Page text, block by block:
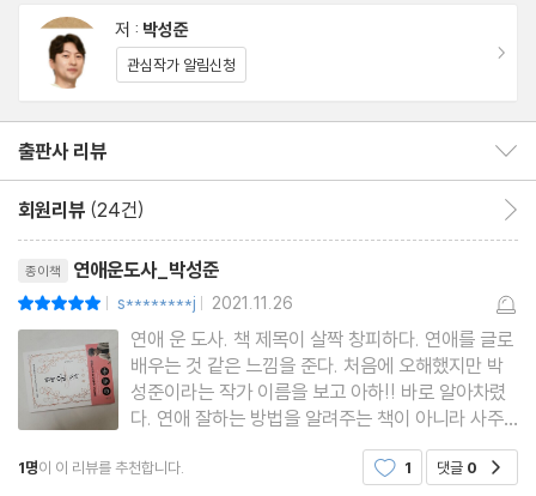
결혼이 늦어지는 눈썹, 입, 이마의 관상
한 사람에게 몰입하고 책임지는, 사랑은 생방송이다
제2장 바람, 어찌 막을 수 있을까! 그저 미련 없이 피할 뿐이다!
바람둥이를 걸러내는 관상의 비밀
내 인연으로 두지 말아야 할 얼굴의 상
남녀의 바람피우는 서로 다른 이유
태생적인 성향에 의한 바람의 사주
유부남의 치명적인 매력, 그리고 여유
저 : 박성준
관심작가 알림신청
출판사 리뷰
회원리뷰 (24건)
종이책 연애운도사_박성준
| s********j | 2021.11.26
연애 운 도사. 책 제목이 살짝 창피하다. 연애를 글로
배우는 것 같은 느낌을 준다. 처음에 오해했지만 박
성준이라는 작가 이름을 보고 아하!! 바로 알아차렸
다. 연애 잘하는 방법을 알려주는 책이 아니라 사주
와 관상으로 알아보는 연애 운세를 보는 책이다. 박
성준 작가는 TV에서 자주 볼 수 있는 유명한 역술가
1명이 이 리뷰를 추천합니다. 1 댓글 0